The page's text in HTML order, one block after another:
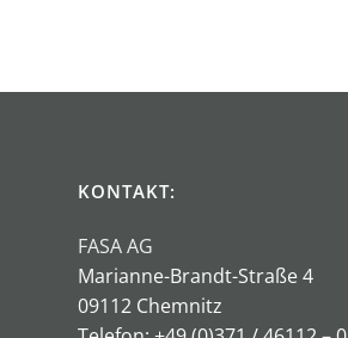
KONTAKT:
FASA AG
Marianne-Brandt-Straße 4
09112 Chemnitz